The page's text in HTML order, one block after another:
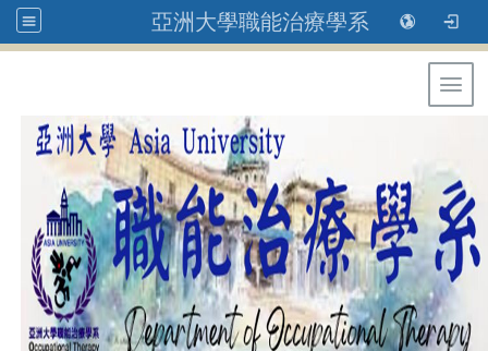
亞洲大學職能治療學系